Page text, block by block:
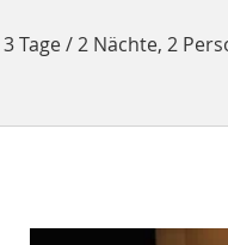
3 Tage / 2 Nächte, 2